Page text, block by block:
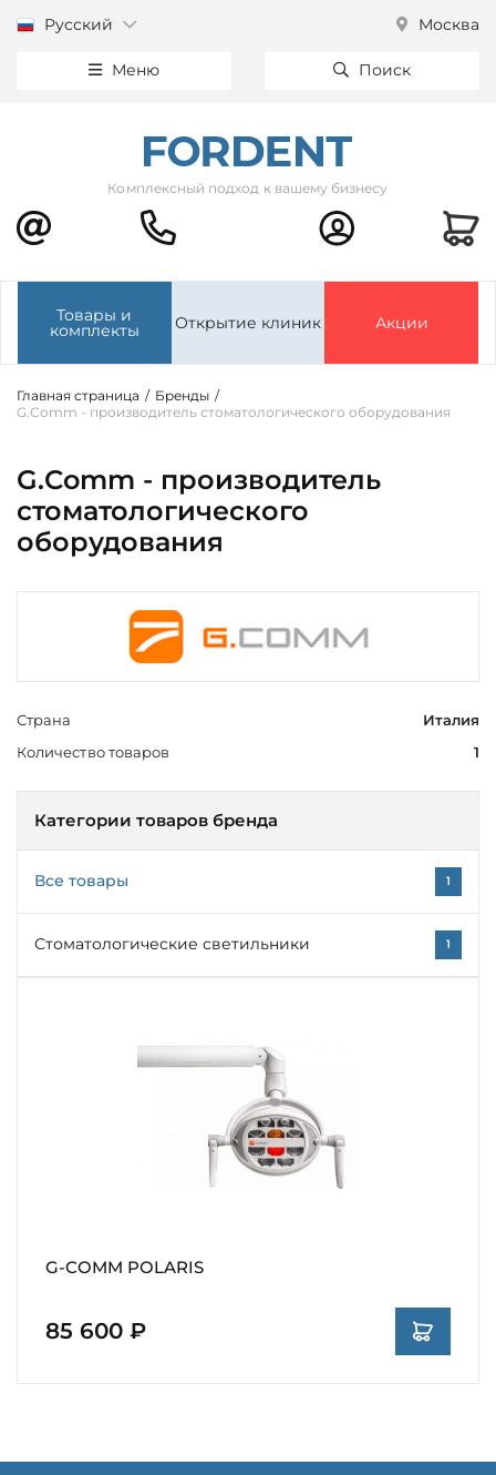
Русский Москва
Меню Поиск
Комплексный подход к вашему бизнесу
Товары и
комплекты Открытие клиник Акции
Главная страница / Бренды /
G.Comm - производитель стоматологического оборудования
G.Comm - производитель
стоматологического
оборудования
Страна
Италия
Количество товаров
1
Категории товаров бренда
Все товары 1
Стоматологические светильники 1
G-COMM POLARIS
85 600 ₽